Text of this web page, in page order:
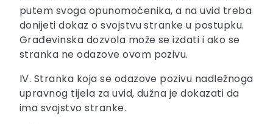
putem svoga opunomoćenika, a na uvid treba
donijeti dokaz o svojstvu stranke u postupku.
Građevinska dozvola može se izdati i ako se
stranka ne odazove ovom pozivu.
IV. Stranka koja se odazove pozivu nadležnoga
upravnog tijela za uvid, dužna je dokazati da
ima svojstvo stranke.